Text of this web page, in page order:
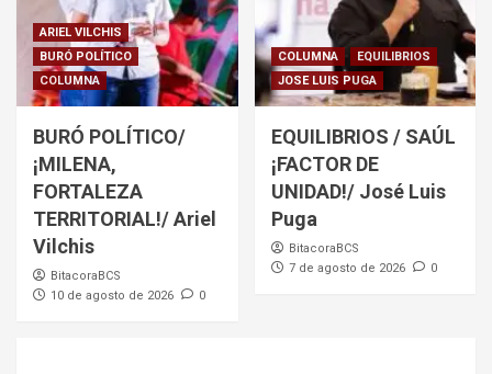
ARIEL VILCHIS
BURÓ POLÍTICO
COLUMNA
BURÓ POLÍTICO/
¡MILENA,
FORTALEZA
TERRITORIAL!/ Ariel
Vilchis
BitacoraBCS
10 de agosto de 2026
0
COLUMNA
EQUILIBRIOS
JOSE LUIS PUGA
EQUILIBRIOS / SAÚL
¡FACTOR DE
UNIDAD!/ José Luis
Puga
BitacoraBCS
7 de agosto de 2026
0